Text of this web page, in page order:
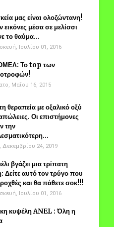
μας είναι ολοζώντανη!
μέσα σε μελίσσι
το θαύμα...
Ιουλίου 01, 2016
Το top των
Μαΐου 16, 2015
θεραπεία με οξαλικό οξύ
Οι επιστήμονες
την
Δεκεμβρίου 24, 2019
βγάζει μια τρίπατη
Δείτε αυτό τον τρύγο που
και θα πάθετε σοκ!!!
Ιουλίου 01, 2016
κυψέλη ANEL : Όλη η